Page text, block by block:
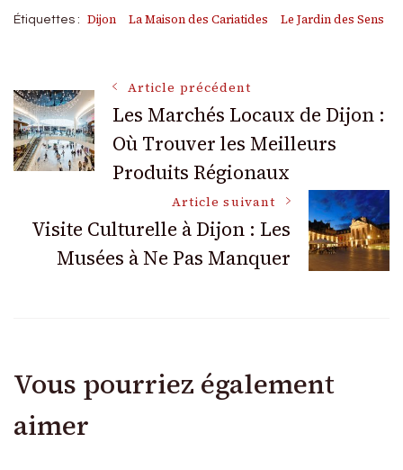
Étiquettes : Dijon La Maison des Cariatides Le Jardin des Sens
Navigation
des
articles
Article précédent
Les Marchés Locaux de Dijon :
Où Trouver les Meilleurs
Produits Régionaux
Article suivant
Visite Culturelle à Dijon : Les
Musées à Ne Pas Manquer
Vous pourriez également
aimer